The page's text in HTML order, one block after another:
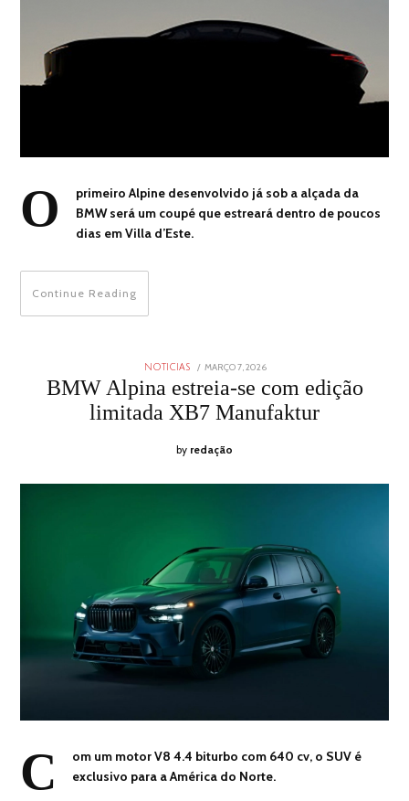
O
primeiro Alpine desenvolvido já sob a alçada da
BMW será um coupé que estreará dentro de poucos
dias em Villa d’Este.
Continue Reading
NOTICIAS
POSTED
MARÇO 7, 2026
2026
BMW Alpina estreia-se com edição
limitada XB7 Manufaktur
by redação
C
om um motor V8 4.4 biturbo com 640 cv, o SUV é
exclusivo para a América do Norte.